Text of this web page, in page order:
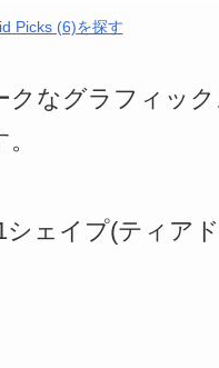
Picks (6)を探す
クなグラフィッ
ェイプ(ティア